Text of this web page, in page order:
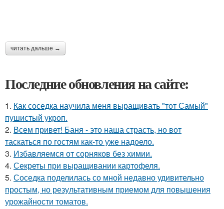
читать дальше →
Последние обновления на сайте:
1. Как соседка научила меня выращивать "тот Самый"
пушистый укроп.
2. Всем привет! Баня - это наша страсть, но вот
таскаться по гостям как-то уже надоело.
3. Избавляемся от сорняков без химии.
4. Секреты при выращивании картофеля.
5. Соседка поделилась со мной недавно удивительно
простым, но результативным приемом для повышения
урожайности томатов.